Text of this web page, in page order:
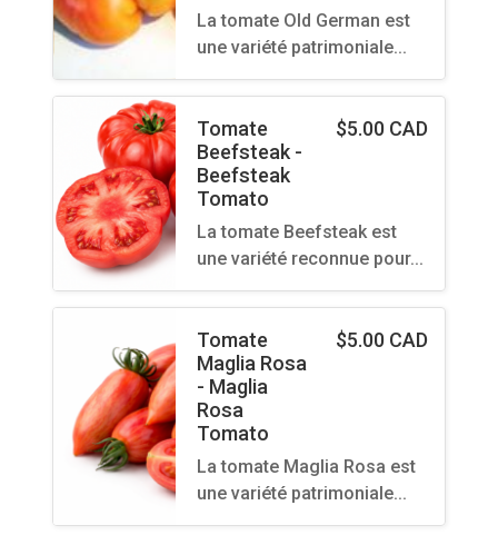
La tomate Old German est
une variété patrimoniale…
Tomate
Beefsteak -
Beefsteak
Tomato
$5.00 CAD
La tomate Beefsteak est
une variété reconnue pour…
Tomate
Maglia Rosa
- Maglia
Rosa
Tomato
$5.00 CAD
La tomate Maglia Rosa est
une variété patrimoniale…